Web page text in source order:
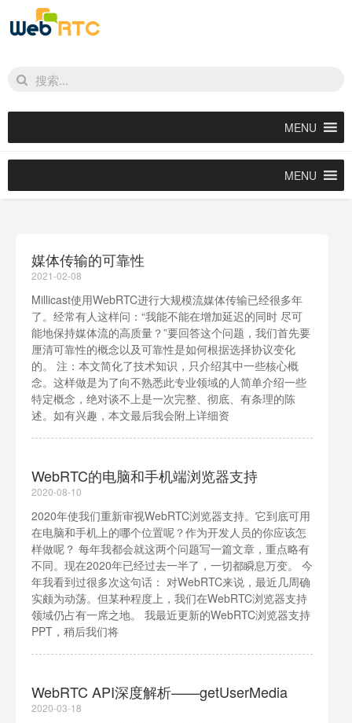
MENU
MENU
媒体传输的可靠性
2021-02-08
Millicast使用WebRTC进行大规模流媒体传输已经很多年
了。经常有人这样问：“我能不能在增加延迟的同时 尽可
能地保持媒体流的高质量？”要回答这个问题，我们首先要
厘清可靠性的概念以及可靠性是如何根据选择协议变化
的。 注：本文简化了技术知识，只介绍其中一些核心概
念。这样做是为了向不熟悉此专业领域的人简单介绍一些
特定概念，绝对谈不上是一次完整、彻底、有条理的陈
述。如有兴趣，本文最后我会附上详细资
WebRTC的电脑和手机端浏览器支持
2020-08-10
2020年使我们重新审视WebRTC浏览器支持。它到底可用
在电脑和手机上的哪个位置呢？作为开发人员的你应该怎
样做呢？ 每年我都会就这两个问题写一篇文章，重点略有
不同。现在2020年已经过去一半了，一切都瞬息万变。 今
年我看到过很多次这句话： 对WebRTC来说，最近几周确
实颇为动荡。但某种程度上，我们在WebRTC浏览器支持
领域仍占有一席之地。 我最近更新的WebRTC浏览器支持
PPT，稍后我们将
WebRTC API深度解析——getUserMedia
2020-03-18